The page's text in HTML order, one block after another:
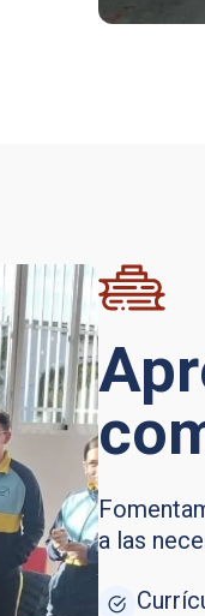
a las